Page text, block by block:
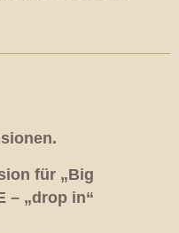
für „Big
– „drop in“